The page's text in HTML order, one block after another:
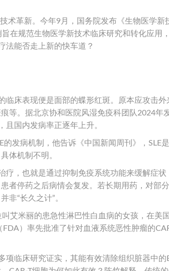
术革新。今年9月，国务院发布《生物医学新
在规范生物医学新技术临床研究和转化应用
法能否走上新的快车道？
临床表现便是面部的蝶形红斑。原本应攻击外
等。据北京协和医院风湿免疫科团队2024年
且国内发病率正逐年上升。
的发病机制，他告诉《中国新闻周刊》，SLE
体机制不明。
疗，也就是通过抑制免疫系统功能来缓解症
者停药之后病情会复发。若长期用药，对部
非“长久之计”。
艾米丽的患急性淋巴性白血病的女孩，在美
）率先批准了针对血液系统恶性肿瘤的
项临床研究证实，其能有效清除组织脏器中